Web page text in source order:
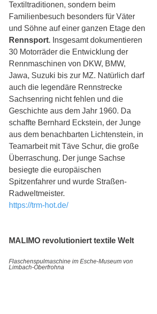
Textiltraditionen, sondern beim
Familienbesuch besonders für Väter
und Söhne auf einer ganzen Etage den
Rennsport. Insgesamt dokumentieren
30 Motorräder die Entwicklung der
Rennmaschinen von DKW, BMW,
Jawa, Suzuki bis zur MZ. Natürlich darf
auch die legendäre Rennstrecke
Sachsenring nicht fehlen und die
Geschichte aus dem Jahr 1960. Da
schaffte Bernhard Eckstein, der Junge
aus dem benachbarten Lichtenstein, in
Teamarbeit mit Täve Schur, die große
Überraschung. Der junge Sachse
besiegte die europäischen
Spitzenfahrer und wurde Straßen-
Radweltmeister.
https://trm-hot.de/
MALIMO revolutioniert textile Welt
Flaschenspulmaschine im Esche-Museum von
Limbach-Oberfrohna